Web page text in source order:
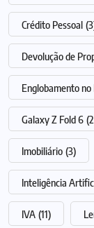
Crédito Pessoal
Devolução de
Englobamento no
Galaxy Z Fold 6
Imobiliário (3)
Inteligência
IVA (11)